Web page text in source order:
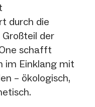
durch die
der
schafft
im Einklang mit
– ökologisch,